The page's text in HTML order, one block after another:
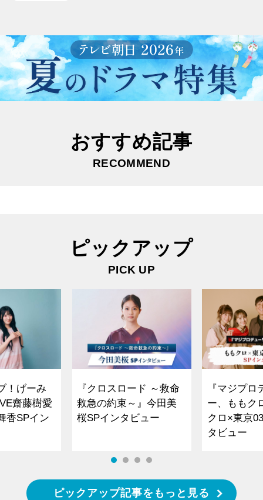
おすすめ記事
RECOMMEND
ピックアップ
PICK UP
！げーみ
齋藤樹愛
香SPイン
『クロスロード ～救命
救急の約束～』今田美
桜SPインタビュー
『マジプロ
ー、ももク
クロ×東京
タビュー
ピックアップ記事をもっと見る